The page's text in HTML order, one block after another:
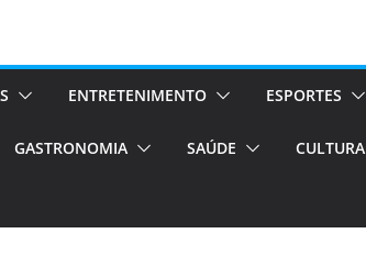
ENTRETENIMENTO ESPORTES
GASTRONOMIA SAÚDE CULTURA